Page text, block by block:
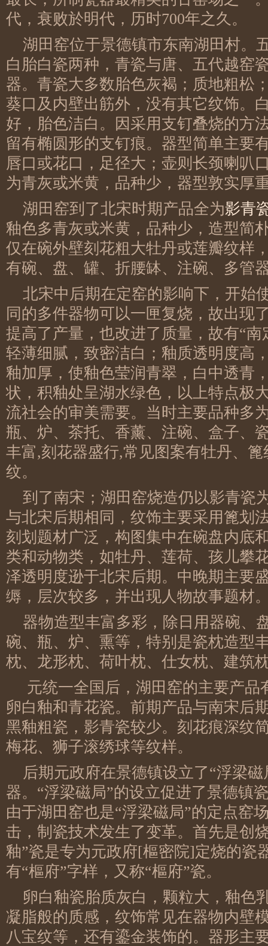
代，衰败於明代，历时700年之久。
湖田窑位于景德镇市东南湖田村。
白胎白瓷两种，青瓷与唐、五代越窑
器。青瓷大多数胎色灰褐；质地粗松
葵口及内壁出筋外，没有其它纹饰。
好，胎色洁白。因采用支钉叠烧的方
留有椭圆形的支钉痕。器型简单主要
唇口或花口，足径大；壶则长颈喇叭
为青灰或米黄，品种少，器型敦实厚
湖田窑到了北宋时期产品全为影青
釉色多青灰或米黄，品种少，造型简
仅在碗外壁刻花粗大牡丹或莲瓣纹样
有碗、盘、罐、折腰缽、注碗
北宋中后期在定窑的影响下，开始
同的多件器物可以一匣复烧，故出现
提高了产量，也改进了质量，故有“
轻薄细腻，致密洁白；釉质透明度高
釉加厚，使釉色莹润青翠，白中透青
状，积釉处呈湖水绿色，以上特点极
流社会的审美需要。当时主要品种多
瓶、炉、茶托、香薰、注碗、盒子、
丰富,刻花器盛行,常见图案有牡丹、
纹。
到了南宋；湖田窑烧造仍以影青瓷
与北宋后期相同，纹饰主要采用篦划
刻划题材广泛，构图集中在碗盘内底
类和动物类，如牡丹、莲荷、孩儿攀
泽透明度逊于北宋后期。中晚期主要
缛，层次较多，并出现人物故事题材
器物造型丰富多彩，除日用器碗、
碗、瓶、炉、熏等，特别是瓷枕造型
枕、龙形枕、荷叶枕、仕女枕、建筑
元统一全国后，湖田窑的主要产品
卵白釉和青花瓷。前期产品与南宋后
黑釉粗瓷，影青瓷较少。刻花痕深纹
梅花、狮子滚绣球等纹样。
后期元政府在景德镇设立了“浮梁
器。“浮梁磁局”的设立促进了景德镇
由于湖田窑也是“浮梁磁局”的定点窑
击，制瓷技术发生了变革。首先是创
釉”瓷是专为元政府[樞密院]定烧的瓷
有“樞府”字样，又称“樞府”瓷。
卵白釉瓷胎质灰白，颗粒大，釉色
凝脂般的质感，纹饰常见在器物内壁
八宝纹等，还有鎏金装饰的。器形主